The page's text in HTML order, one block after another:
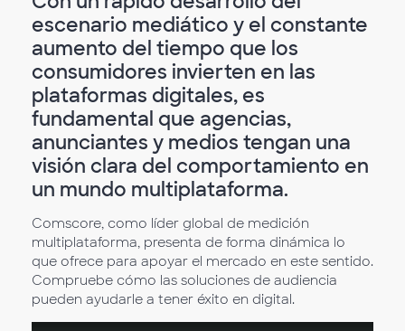
escenario mediático y el constante
aumento del tiempo que los
consumidores invierten en las
plataformas digitales, es
fundamental que agencias,
anunciantes y medios tengan una
visión clara del comportamiento en
un mundo multiplataforma.
Comscore, como líder global de medición
multiplataforma, presenta de forma dinámica lo
que ofrece para apoyar el mercado en este sentido.
Compruebe cómo las soluciones de audiencia
pueden ayudarle a tener éxito en digital.